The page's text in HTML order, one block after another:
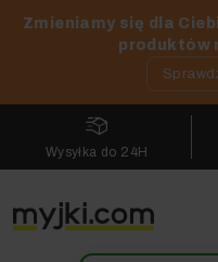
Zmieniamy się dla
produktów
Wysyłka do 24H